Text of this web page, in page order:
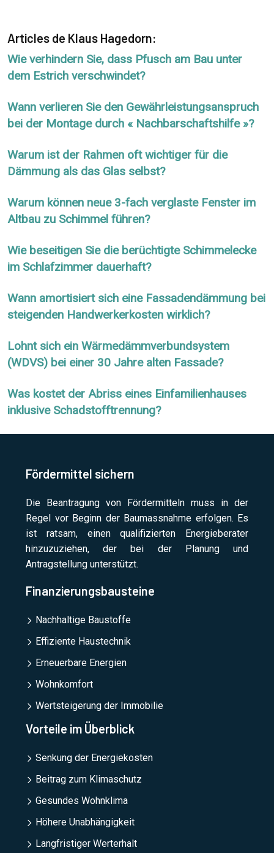
Articles de Klaus Hagedorn:
Wie verhindern Sie, dass Pfusch am Bau unter
dem Estrich verschwindet?
Wann verlieren Sie den Gewährleistungsanspruch
bei der Montage durch « Nachbarschaftshilfe »?
Warum ist der Rahmen oft wichtiger für die
Dämmung als das Glas selbst?
Warum können neue 3-fach verglaste Fenster im
Altbau zu Schimmel führen?
Wie beseitigen Sie die berüchtigte Schimmelecke
im Schlafzimmer dauerhaft?
Wann amortisiert sich eine Fassadendämmung bei
steigenden Handwerkerkosten wirklich?
Lohnt sich ein Wärmedämmverbundsystem
(WDVS) bei einer 30 Jahre alten Fassade?
Was kostet der Abriss eines Einfamilienhauses
inklusive Schadstofftrennung?
Fördermittel sichern
Die Beantragung von Fördermitteln muss in der
Regel vor Beginn der Baumassnahme erfolgen. Es
ist ratsam, einen qualifizierten Energieberater
hinzuzuziehen, der bei der Planung und
Antragstellung unterstützt.
Finanzierungsbausteine
Nachhaltige Baustoffe
Effiziente Haustechnik
Erneuerbare Energien
Wohnkomfort
Wertsteigerung der Immobilie
Vorteile im Überblick
Senkung der Energiekosten
Beitrag zum Klimaschutz
Gesundes Wohnklima
Höhere Unabhängigkeit
Langfristiger Werterhalt